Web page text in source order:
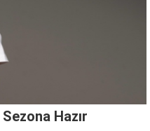
Hazır